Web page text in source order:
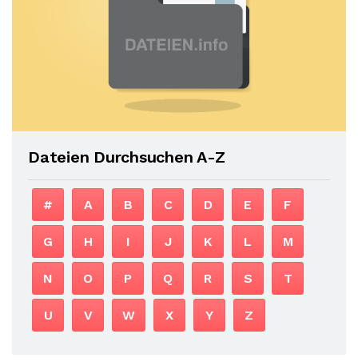
Dateien Durchsuchen A-Z
# A B C D E F
G H I J K L M
N O P Q R S T
U V W X Y Z